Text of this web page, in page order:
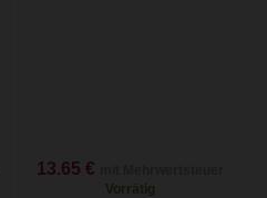
13.65 €
Vorrätig